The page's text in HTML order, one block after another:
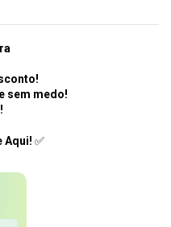
sem medo!
Aqui! ✅